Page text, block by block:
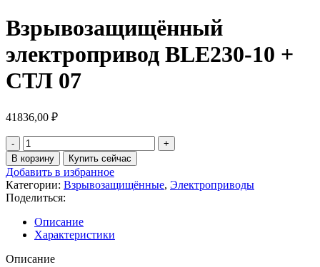
Взрывозащищённый
электропривод BLE230-10 +
СТЛ 07
41836,00 ₽
В корзину Купить сейчас
Добавить в избранное
Категории: Взрывозащищённые, Электроприводы
Поделиться:
Описание
Характеристики
Описание